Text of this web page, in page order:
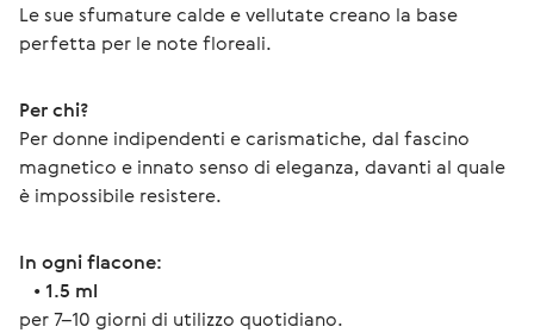
Le sue sfumature calde e vellutate creano la base
perfetta per le note floreali.
Per chi?
Per donne indipendenti e carismatiche, dal fascino
magnetico e innato senso di eleganza, davanti al quale
è impossibile resistere.
In ogni flacone:
• 1.5 ml
per 7–10 giorni di utilizzo quotidiano.